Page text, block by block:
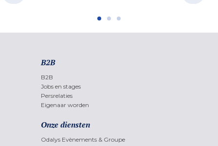
B2B
B2B
Jobs en stages
Persrelaties
Eigenaar worden
Onze diensten
Odalys Evènements & Groupe